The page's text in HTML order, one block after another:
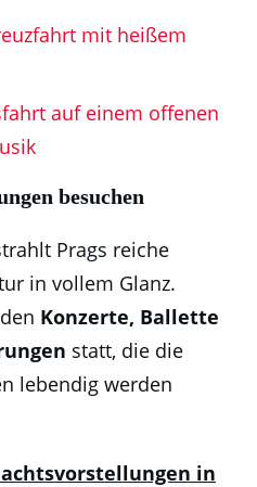
mit heißem
auf einem offenen
besuchen
Prags reiche
in vollem Glanz.
Konzerte, Ballette
statt, die die
lebendig werden
in